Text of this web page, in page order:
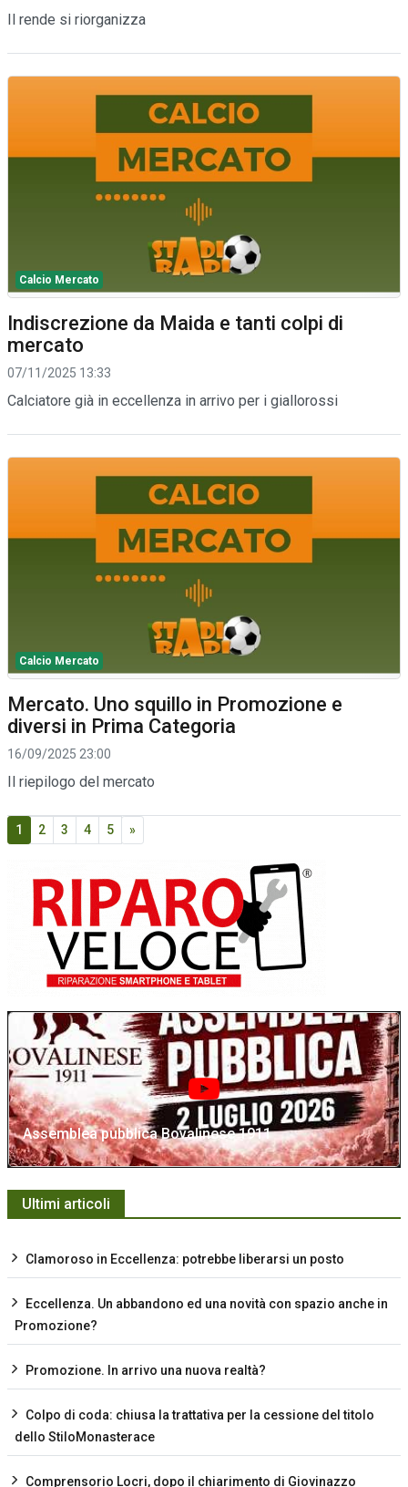
Il rende si riorganizza
Calcio Mercato
Indiscrezione da Maida e tanti colpi di
mercato
07/11/2025 13:33
Calciatore già in eccellenza in arrivo per i giallorossi
Calcio Mercato
Mercato. Uno squillo in Promozione e
diversi in Prima Categoria
16/09/2025 23:00
Il riepilogo del mercato
1 2 3 4 5 »
Assemblea pubblica Bovalinese 1911
Ultimi articoli
Clamoroso in Eccellenza: potrebbe liberarsi un posto
Eccellenza. Un abbandono ed una novità con spazio anche in
Promozione?
Promozione. In arrivo una nuova realtà?
Colpo di coda: chiusa la trattativa per la cessione del titolo
dello StiloMonasterace
Comprensorio Locri, dopo il chiarimento di Giovinazzo